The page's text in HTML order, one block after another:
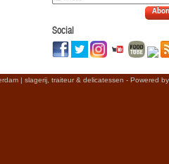
Social
| slagerij, traiteur & delicatessen - Powered